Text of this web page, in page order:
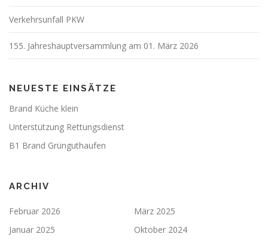
Verkehrsunfall PKW
155. Jahreshauptversammlung am 01. März 2026
NEUESTE EINSÄTZE
Brand Küche klein
Unterstützung Rettungsdienst
B1 Brand Grünguthaufen
ARCHIV
Februar 2026
März 2025
Januar 2025
Oktober 2024